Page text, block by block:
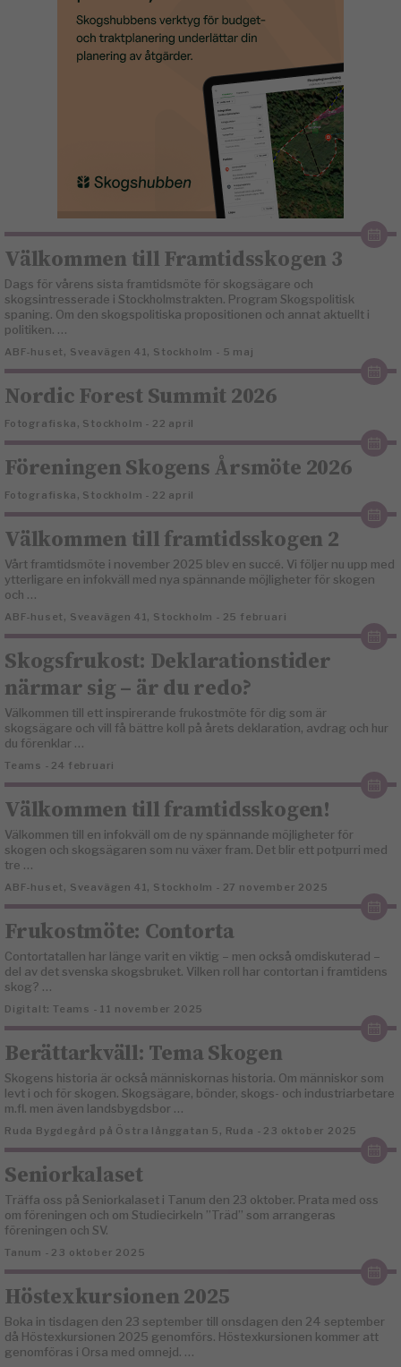
Välkommen till Framtidsskogen 3
Dags för vårens sista framtidsmöte för skogsägare och
skogsintresserade i Stockholmstrakten. Program Skogspolitisk
spaning. Om den skogspolitiska propositionen och annat aktuellt i
politiken. …
ABF-huset, Sveavägen 41, Stockholm - 5 maj
Nordic Forest Summit 2026
Fotografiska, Stockholm - 22 april
Föreningen Skogens Årsmöte 2026
Fotografiska, Stockholm - 22 april
Välkommen till framtidsskogen 2
Vårt framtidsmöte i november 2025 blev en succé. Vi följer nu upp med
ytterligare en infokväll med nya spännande möjligheter för skogen
och …
ABF-huset, Sveavägen 41, Stockholm - 25 februari
Skogsfrukost: Deklarationstider
närmar sig – är du redo?
Välkommen till ett inspirerande frukostmöte för dig som är
skogsägare och vill få bättre koll på årets deklaration, avdrag och hur
du förenklar …
Teams - 24 februari
Välkommen till framtidsskogen!
Välkommen till en infokväll om de ny spännande möjligheter för
skogen och skogsägaren som nu växer fram. Det blir ett potpurri med
tre …
ABF-huset, Sveavägen 41, Stockholm - 27 november 2025
Frukostmöte: Contorta
Contortatallen har länge varit en viktig – men också omdiskuterad –
del av det svenska skogsbruket. Vilken roll har contortan i framtidens
skog? …
Digitalt: Teams - 11 november 2025
Berättarkväll: Tema Skogen
Skogens historia är också människornas historia. Om människor som
levt i och för skogen. Skogsägare, bönder, skogs- och industriarbetare
m.fl. men även landsbygdsbor …
Ruda Bygdegård på Östra långgatan 5, Ruda - 23 oktober 2025
Seniorkalaset
Träffa oss på Seniorkalaset i Tanum den 23 oktober. Prata med oss
om föreningen och om Studiecirkeln ”Träd” som arrangeras
föreningen och SV.
Tanum - 23 oktober 2025
Höstexkursionen 2025
Boka in tisdagen den 23 september till onsdagen den 24 september
då Höstexkursionen 2025 genomförs. Höstexkursionen kommer att
genomföras i Orsa med omnejd. …